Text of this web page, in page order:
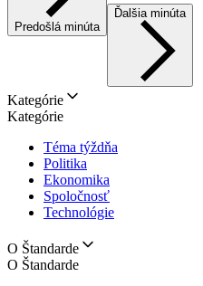
Predošlá minúta
Ďalšia minúta
Kategórie
Kategórie
Téma týždňa
Politika
Ekonomika
Spoločnosť
Technológie
O Štandarde
O Štandarde